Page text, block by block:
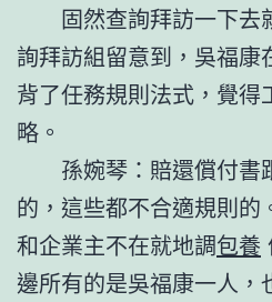
固然查詢拜訪一下去
詢拜訪組留意到，吳福康
背了任務規則法式，覺得
略。
孫婉琴：賠還償付書
的，這些都不合適規則的
和企業主不在就地調包養
邊所有的是吳福康一人，